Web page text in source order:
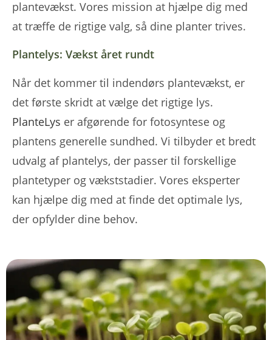
plantevækst. Vores mission at hjælpe dig med
at træffe de rigtige valg, så dine planter trives.
Plantelys: Vækst året rundt
Når det kommer til indendørs plantevækst, er
det første skridt at vælge det rigtige lys.
PlanteLys er afgørende for fotosyntese og
plantens generelle sundhed. Vi tilbyder et bredt
udvalg af plantelys, der passer til forskellige
plantetyper og vækststadier. Vores eksperter
kan hjælpe dig med at finde det optimale lys,
der opfylder dine behov.